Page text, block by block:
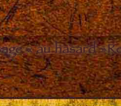
« au hasard »